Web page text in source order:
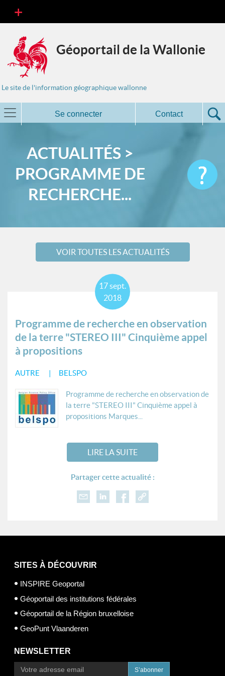
Géoportail de la Wallonie
Le site de l'information géographique wallonne
Se connecter Contact
ACTUALITÉS >
PROGRAMME DE
RECHERCHE...
VOIR TOUTES LES ACTUALITÉS
Programme de recherche en observation
de la terre "STEREO III" Cinquième appel
à propositions
AUTRE BELSPO
17sept.
2018
Programme de recherche en observation de
la terre "STEREO III" Cinquième appel à
propositions Marques...
LIRE LA SUITE
Partager cette actualité :
SITES À DÉCOUVRIR
INSPIRE Geoportal
Géoportail des institutions fédérales
Géoportail de la Région bruxelloise
GeoPunt Vlaanderen
NEWSLETTER
S’abonner